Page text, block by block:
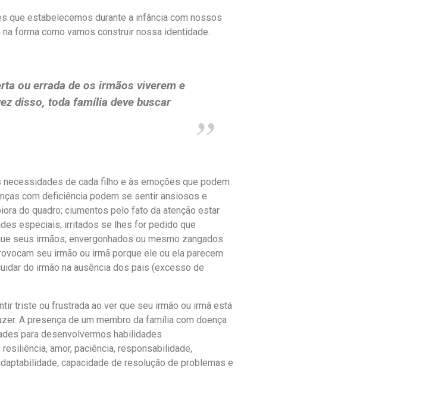
que estabelecemos durante a infância com nossos
forma como vamos construir nossa identidade.
ou errada de os irmãos viverem e
disso, toda família deve buscar
de cada filho e às emoções que podem
com deficiência podem se sentir ansiosos e
do quadro; ciumentos pelo fato da atenção estar
especiais; irritados se lhes for pedido que
seus irmãos; envergonhados ou mesmo zangados
seu irmão ou irmã porque ele ou ela parecem
do irmão na ausência dos pais (excesso de
triste ou frustrada ao ver que seu irmão ou irmã está
A presença de um membro da família com doença
para desenvolvermos habilidades
amor, paciência, responsabilidade,
capacidade de resolução de problemas e